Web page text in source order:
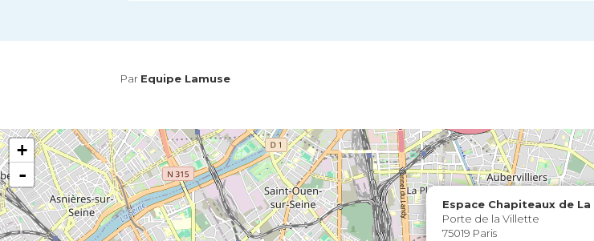
Par Equipe Lamuse
Espace Chapiteaux de
Porte de la Villette
75019 Paris
+
-